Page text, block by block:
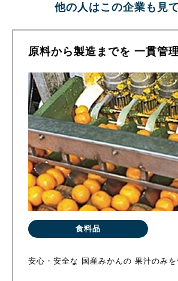
他の人はこの企業も見
原料から製造までを 一貫管
食料品
安心・安全な 国産みかんの 果汁のみを